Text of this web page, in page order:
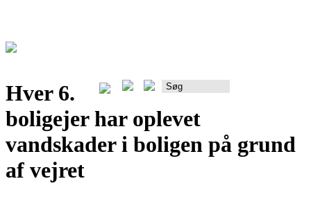
Hver 6.
boligejer har oplevet
vandskader i boligen på grund
af vejret